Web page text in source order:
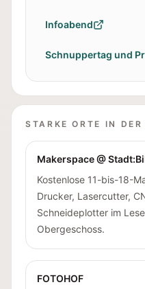
Infoabend
Schnuppertag und
STARKE ORTE IN
Makerspace @
Kostenlose 11-bis-18-
Drucker, Lasercutter,
Schneideplotter im
Obergeschoss.
FOTOHOF